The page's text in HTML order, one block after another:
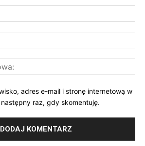
adres e-mail i stronę internetową w
raz, gdy skomentuję.